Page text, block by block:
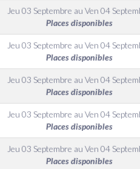
Jeu 03 Septembre au Ven 04
Places disponibles
Jeu 03 Septembre au Ven 04
Places disponibles
Jeu 03 Septembre au Ven 04
Places disponibles
Jeu 03 Septembre au Ven 04
Places disponibles
Jeu 03 Septembre au Ven 04
Places disponibles